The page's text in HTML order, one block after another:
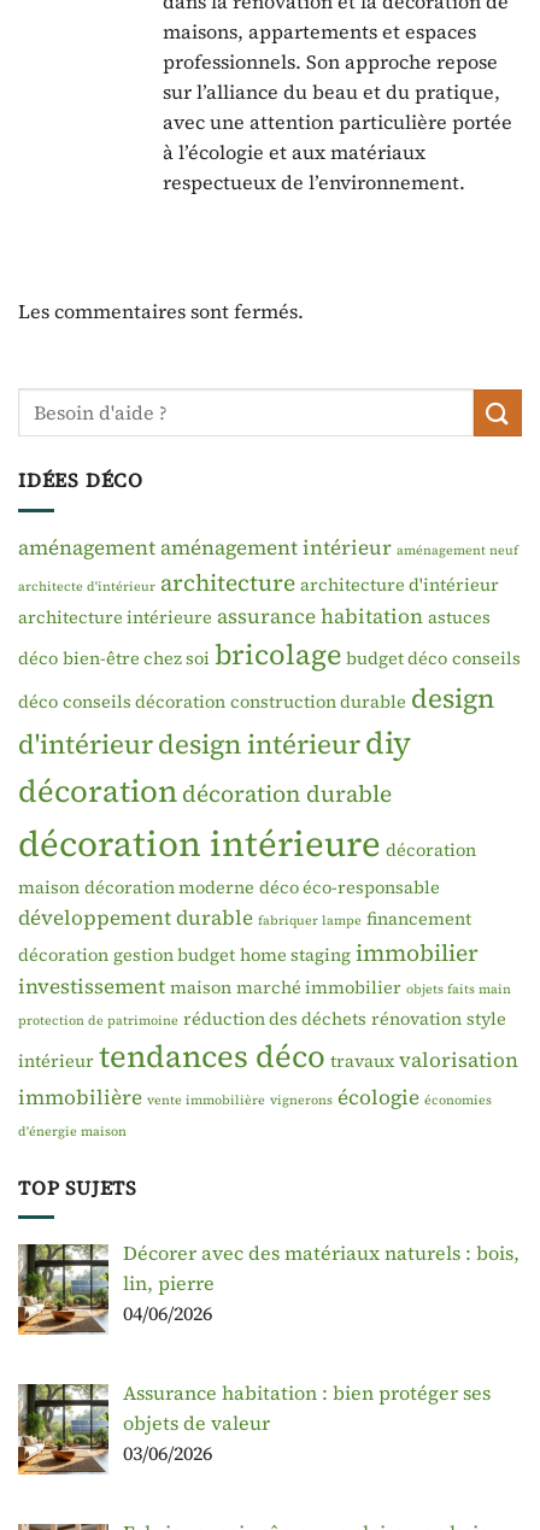
maisons, appartements et espaces
professionnels. Son approche repose
sur l’alliance du beau et du pratique,
avec une attention particulière portée
à l’écologie et aux matériaux
respectueux de l’environnement.
Les commentaires sont fermés.
IDÉES DÉCO
aménagementaménagement intérieur aménagement neuf
architecte d'intérieur architecture architecture d'intérieur
architecture intérieure assurance habitation astuces
déco bien-être chez soi bricolage budget déco conseils
déco conseils décoration construction durable design
d'intérieurdesign intérieurdiy
décorationdécoration durable
décoration intérieure décoration
maison décoration moderne déco éco-responsable
développement durable fabriquer lampe financement
décoration gestion budget home staging immobilier
investissement maison marché immobilier objets faits main
protection de patrimoine réduction des déchets rénovation style
intérieur tendances déco travaux valorisation
immobilière vente immobilière vignerons écologie économies
d'énergie maison
TOP SUJETS
Décorer avec des matériaux naturels : bois,
lin, pierre
04/06/2026
Assurance habitation : bien protéger ses
objets de valeur
03/06/2026